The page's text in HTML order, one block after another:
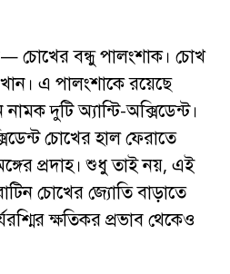
চোখের বন্ধু পালংশাক। চোখ
এ পালংশাকে রয়েছে
দুটি অ্যান্টি-অক্সিডেন্ট।
চোখের হাল ফেরাতে
প্রদাহ। শুধু তাই নয়, এই
চোখের জ্যোতি বাড়াতে
ক্ষতিকর প্রভাব থেকেও